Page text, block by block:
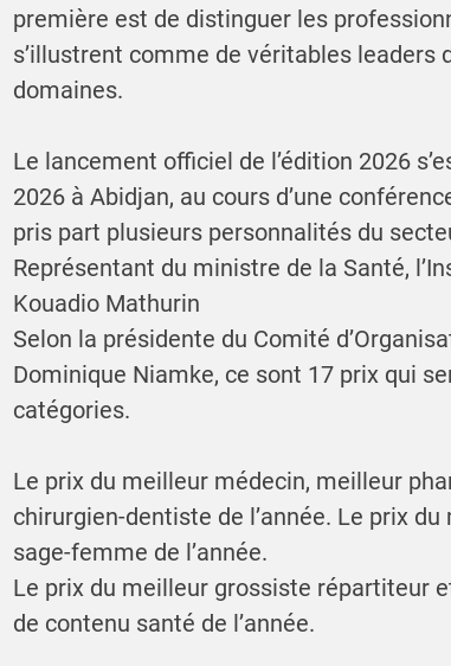
première est de distinguer les
s’illustrent comme de véritables leaders
domaines.
Le lancement officiel de l’édition 2026
2026 à Abidjan, au cours d’une
pris part plusieurs personnalités du
Représentant du ministre de la Santé,
Kouadio Mathurin
Selon la présidente du Comité
Dominique Niamke, ce sont 17 prix qui
catégories.
Le prix du meilleur médecin, meilleur
chirurgien-dentiste de l’année. Le prix
sage-femme de l’année.
Le prix du meilleur grossiste répartiteur
de contenu santé de l’année.